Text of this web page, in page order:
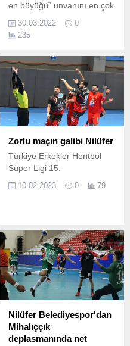
en büyüğü” unvanını en çok
alan 2 ekipten biri olan
VakıfBank, 5.
30.03.2022
0
235
Zorlu maçın galibi Nilüfer
Türkiye Erkekler Hentbol
Süper Ligi 15.
10.02.2023 0 79
Nilüfer Belediyespor'dan
Mihalıççık
deplasmanında net